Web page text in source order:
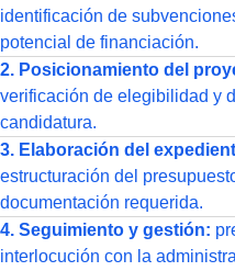
identificación de
potencial de financiación.
2. Posicionamiento del
verificación de elegibilidad y
candidatura.
3. Elaboración del
estructuración del
documentación requerida.
4. Seguimiento y gestión:
interlocución con la